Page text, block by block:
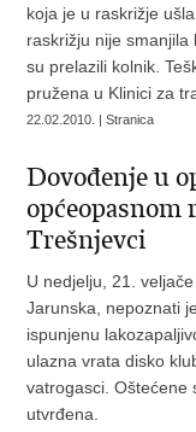
koja je u raskrižje
raskrižju nije
su prelazili kolnik.
pružena u Klinici za
22.02.2010. | Stranica
Dovođenje u
Trešnjevci
U nedjelju, 21.
Jarunska, nepoznati
ispunjenu
ulazna vrata disko
vatrogasci. Oštećene
utvrđena.